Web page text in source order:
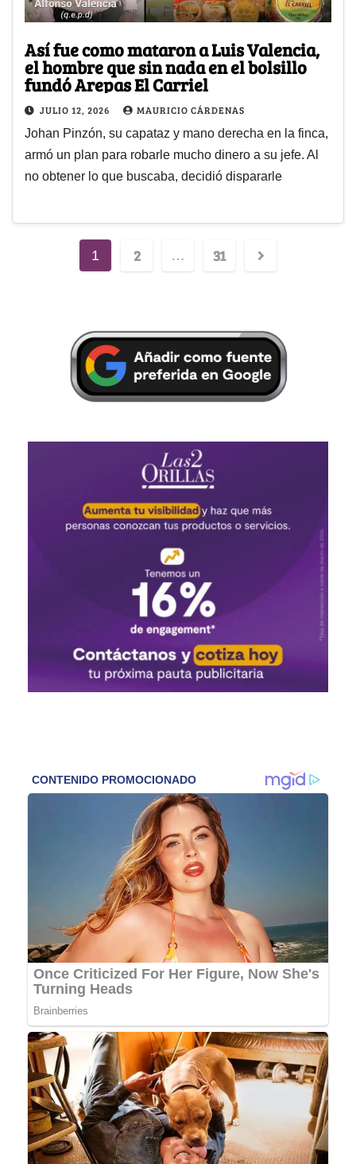
Así fue como mataron a Luis Valencia,
el hombre que sin nada en el bolsillo
fundó Arepas El Carriel
JULIO 12, 2026 MAURICIO CÁRDENAS
Johan Pinzón, su capataz y mano derecha en la finca,
armó un plan para robarle mucho dinero a su jefe. Al
no obtener lo que buscaba, decidió dispararle
1 2 … 31